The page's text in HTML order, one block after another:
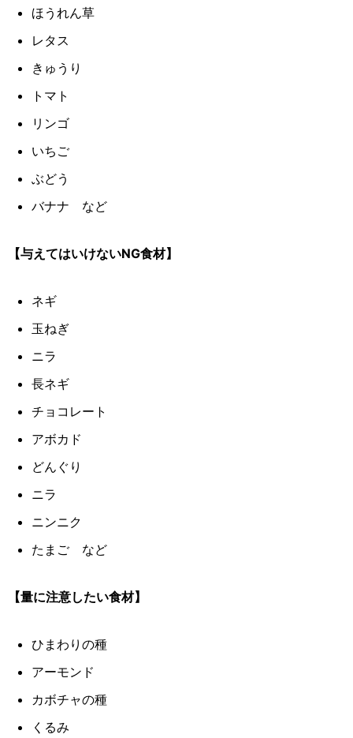
ほうれん草
レタス
きゅうり
トマト
リンゴ
いちご
ぶどう
バナナ など
【与えてはいけないNG食材】
ネギ
玉ねぎ
ニラ
長ネギ
チョコレート
アボカド
どんぐり
ニラ
ニンニク
たまご など
【量に注意したい食材】
ひまわりの種
アーモンド
カボチャの種
くるみ